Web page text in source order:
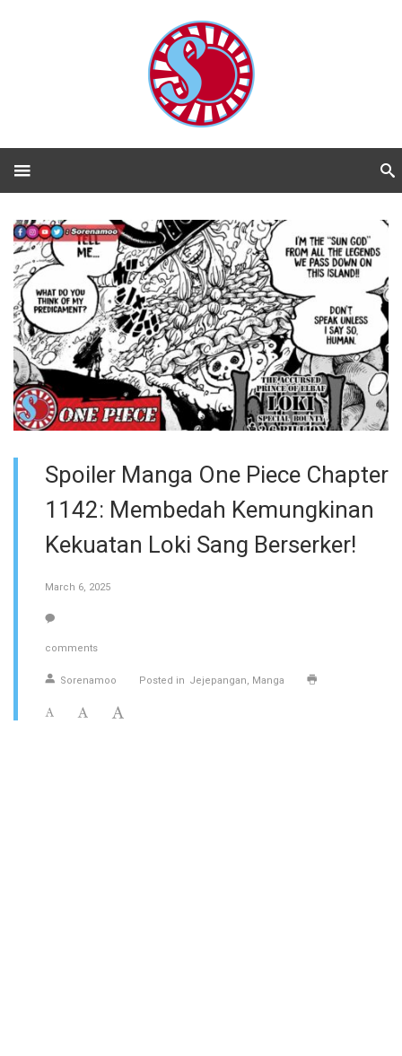
Spoiler Manga One Piece Chapter
1142: Membedah Kemungkinan
Kekuatan Loki Sang Berserker!
March 6, 2025
comments
Sorenamoo Posted in Jejepangan Manga